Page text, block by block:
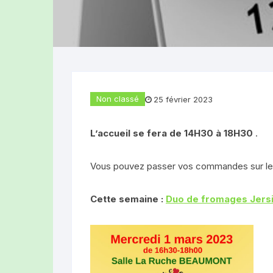
Boucherie-Traiteur
Divers produits
LA FERME
LE CLOS DU
Non classé 25 février 2023
L’accueil se fera de 14H30 à 18H30 .
Vous pouvez passer vos commandes sur
Cette semaine : Duo de fromages